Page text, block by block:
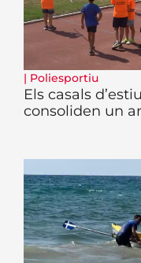
| Poliesportiu
Els casals
consoliden un